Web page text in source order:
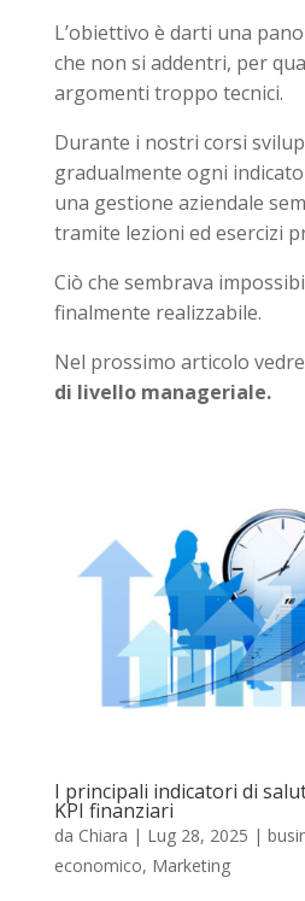
L’obiettivo è darti una
che non si addentri, per
argomenti troppo tecnici.
Durante i nostri corsi
gradualmente ogni
una gestione aziendale
tramite lezioni ed esercizi
Ciò che sembrava
finalmente realizzabile.
Nel prossimo articolo
di livello manageriale.
I principali indicatori di
KPI finanziari
da Chiara | Lug 28, 2025 |
economico, Marketing